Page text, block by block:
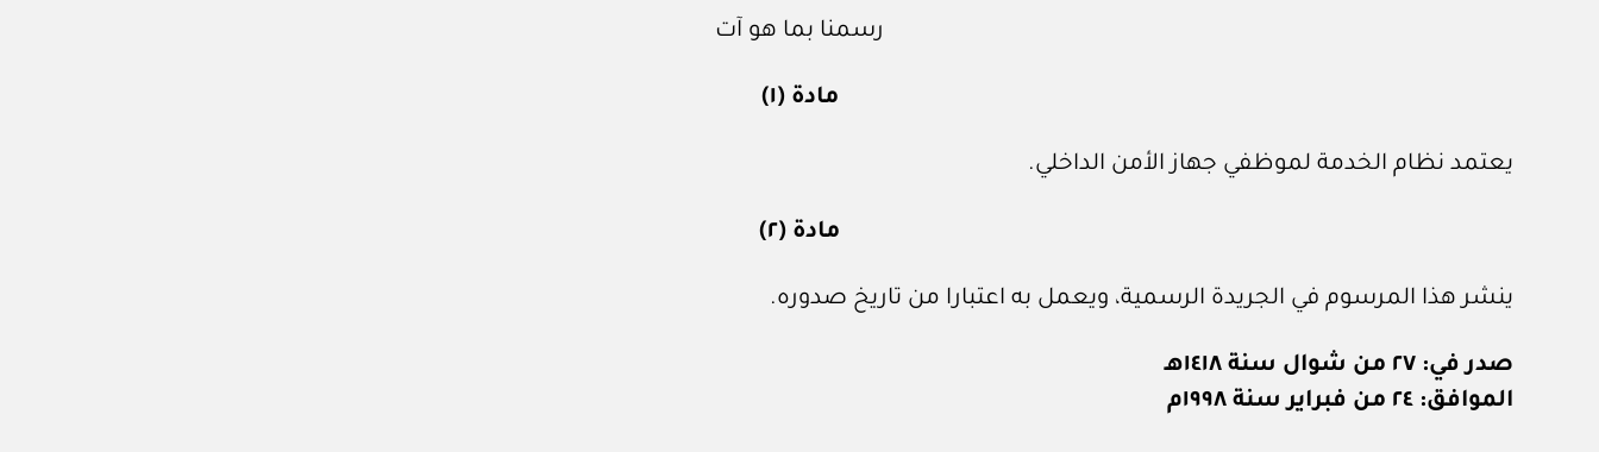
رسمنا بما هو آت
مادة (١)
يعتمد نظام الخدمة لموظفي جهاز الأمن الداخلي.
مادة (٢)
ينشر هذا المرسوم في الجريدة الرسمية، ويعمل به اعتبارا من تاريخ صدوره.
صدر في: ٢٧ من شوال سنة ١٤١٨هـ
الموافق: ٢٤ من فبراير سنة ١٩٩٨م